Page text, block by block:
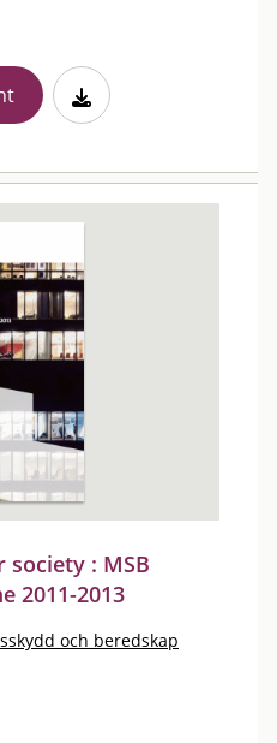
society : MSB
2011-2013
och beredskap